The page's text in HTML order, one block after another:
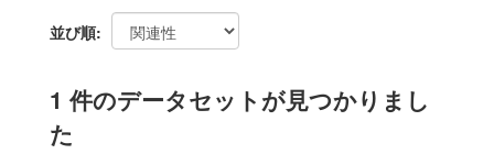
並び順
1 件のデータセットが見つかりまし
た